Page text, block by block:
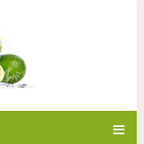
токсинов и